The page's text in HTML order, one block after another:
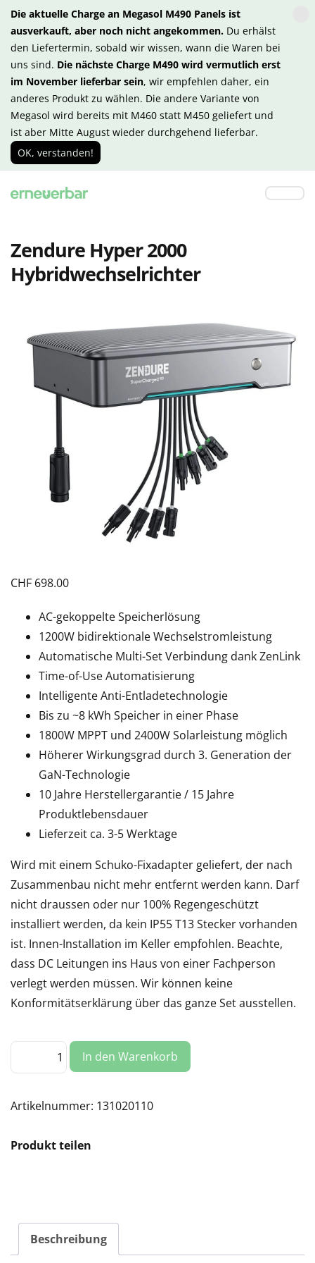
Die aktuelle Charge an Megasol M490 Panels ist
ausverkauft, aber noch nicht angekommen. Du erhälst
den Liefertermin, sobald wir wissen, wann die Waren bei
uns sind. Die nächste Charge M490 wird vermutlich erst
im November lieferbar sein, wir empfehlen daher, ein
anderes Produkt zu wählen. Die andere Variante von
Megasol wird bereits mit M460 statt M450 geliefert und
ist aber Mitte August wieder durchgehend lieferbar.
OK, verstanden!
Zendure Hyper 2000
Hybridwechselrichter
CHF 698.00
AC-gekoppelte Speicherlösung
1200W bidirektionale Wechselstromleistung
Automatische Multi-Set Verbindung dank ZenLink
Time-of-Use Automatisierung
Intelligente Anti-Entladetechnologie
Bis zu ~8 kWh Speicher in einer Phase
1800W MPPT und 2400W Solarleistung möglich
Höherer Wirkungsgrad durch 3. Generation der
GaN-Technologie
10 Jahre Herstellergarantie / 15 Jahre
Produktlebensdauer
Lieferzeit ca. 3-5 Werktage
Wird mit einem Schuko-Fixadapter geliefert, der nach
Zusammenbau nicht mehr entfernt werden kann. Darf
nicht draussen oder nur 100% Regengeschützt
installiert werden, da kein IP55 T13 Stecker vorhanden
ist. Innen-Installation im Keller empfohlen. Beachte,
dass DC Leitungen ins Haus von einer Fachperson
verlegt werden müssen. Wir können keine
Konformitätserklärung über das ganze Set ausstellen.
Zendure
2000
In den Warenkorb
Artikelnummer: 131020110
Produkt teilen
Beschreibung